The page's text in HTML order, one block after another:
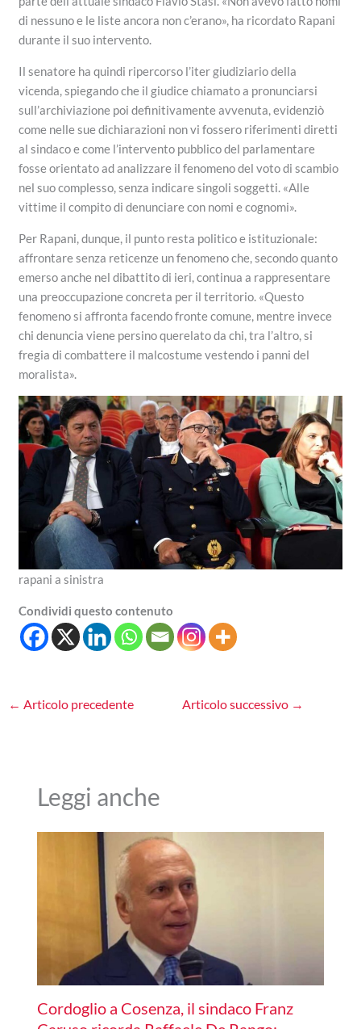
di nessuno e le liste ancora non c’erano», ha ricordato Rapani
durante il suo intervento.
Il senatore ha quindi ripercorso l’iter giudiziario della
vicenda, spiegando che il giudice chiamato a pronunciarsi
sull’archiviazione poi definitivamente avvenuta, evidenziò
come nelle sue dichiarazioni non vi fossero riferimenti diretti
al sindaco e come l’intervento pubblico del parlamentare
fosse orientato ad analizzare il fenomeno del voto di scambio
nel suo complesso, senza indicare singoli soggetti. «Alle
vittime il compito di denunciare con nomi e cognomi».
Per Rapani, dunque, il punto resta politico e istituzionale:
affrontare senza reticenze un fenomeno che, secondo quanto
emerso anche nel dibattito di ieri, continua a rappresentare
una preoccupazione concreta per il territorio. «Questo
fenomeno si affronta facendo fronte comune, mentre invece
chi denuncia viene persino querelato da chi, tra l’altro, si
fregia di combattere il malcostume vestendo i panni del
moralista».
rapani a sinistra
Condividi questo contenuto
← Articolo precedente Articolo successivo →
Leggi anche
Cordoglio a Cosenza, il sindaco Franz